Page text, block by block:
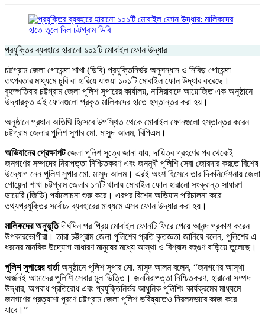
প্রযুক্তির ব্যবহারে হারানো ১০১টি মোবাইল ফোন উদ্ধার
চট্টগ্রাম জেলা গোয়েন্দা শাখা (ডিবি) প্রযুক্তিনির্ভর অনুসন্ধান ও নিবিড় গোয়েন্দা
তৎপরতার মাধ্যমে চুরি বা হারিয়ে যাওয়া ১০১টি মোবাইল ফোন উদ্ধার করেছে।
বৃহস্পতিবার চট্টগ্রাম জেলা পুলিশ সুপারের কার্যালয়, নাসিরাবাদে আয়োজিত এক অনুষ্ঠানে
উদ্ধারকৃত এই ফোনগুলো প্রকৃত মালিকদের হাতে হস্তান্তর করা হয়।
অনুষ্ঠানে প্রধান অতিথি হিসেবে উপস্থিত থেকে মোবাইল ফোনগুলো হস্তান্তর করেন
চট্টগ্রাম জেলার পুলিশ সুপার মো. মাসুদ আলম, বিপিএম।
অভিযানের প্রেক্ষাপটজেলা পুলিশ সূত্রে জানা যায়, দায়িত্ব গ্রহণের পর থেকেই
জনগণের সম্পদের নিরাপত্তা নিশ্চিতকরণ এবং জনমুখী পুলিশি সেবা জোরদার করতে বিশেষ
উদ্যোগ নেন পুলিশ সুপার মো. মাসুদ আলম। এরই অংশ হিসেবে তার দিকনির্দেশনায় জেলা
গোয়েন্দা শাখা চট্টগ্রাম জেলার ১৭টি থানায় মোবাইল ফোন হারানো সংক্রান্ত সাধারণ
ডায়েরি (জিডি) পর্যালোচনা শুরু করে। এরপর বিশেষ অভিযান পরিচালনা করে
তথ্যপ্রযুক্তির সর্বোচ্চ ব্যবহারের মাধ্যমে এসব ফোন উদ্ধার করা হয়।
মালিকদের অনুভূতিদীর্ঘদিন পর প্রিয় মোবাইল ফোনটি ফিরে পেয়ে আনন্দ প্রকাশ করেন
উপকারভোগীরা। তারা চট্টগ্রাম জেলা পুলিশের প্রতি কৃতজ্ঞতা জানিয়ে বলেন, পুলিশের এ
ধরনের মানবিক উদ্যোগ সাধারণ মানুষের মধ্যে আস্থা ও বিশ্বাস বহুগুণ বাড়িয়ে তুলেছে।
পুলিশ সুপারের বার্তাঅনুষ্ঠানে পুলিশ সুপার মো. মাসুদ আলম বলেন, “জনগণের আস্থা
অর্জনই আমাদের পুলিশি সেবার মূল ভিত্তি। জননিরাপত্তা নিশ্চিতকরণ, হারানো সম্পদ
উদ্ধার, অপরাধ প্রতিরোধ এবং প্রযুক্তিনির্ভর আধুনিক পুলিশিং কার্যক্রমের মাধ্যমে
জনগণের প্রত্যাশা পূরণে চট্টগ্রাম জেলা পুলিশ ভবিষ্যতেও নিরলসভাবে কাজ করে
যাবে।”